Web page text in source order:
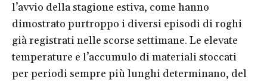
l’avvio della stagione estiva, come hanno
dimostrato purtroppo i diversi episodi di roghi
già registrati nelle scorse settimane. Le elevate
temperature e l’accumulo di materiali stoccati
per periodi sempre più lunghi determinano, del